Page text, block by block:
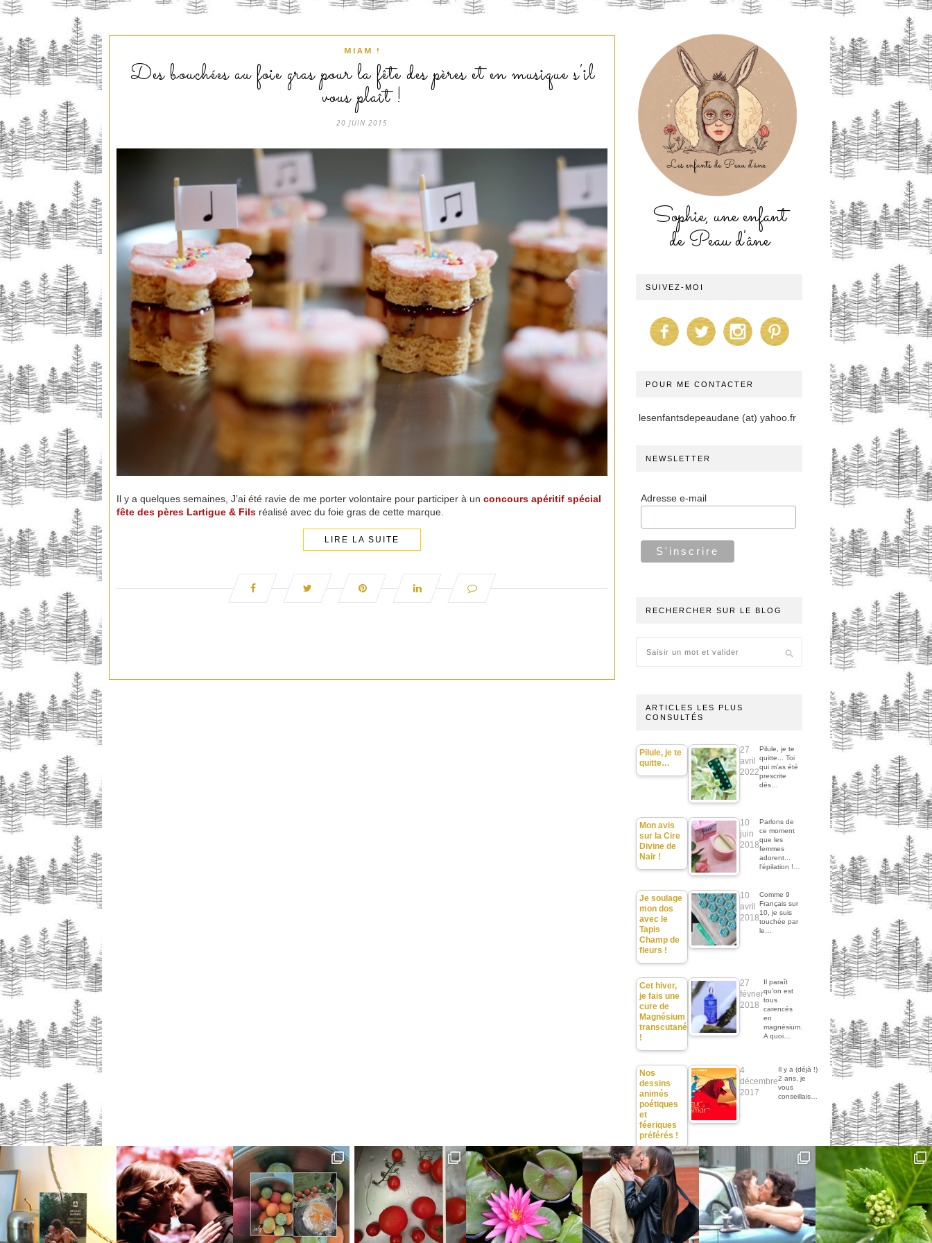
MIAM !
Des bouchées au foie gras pour la fête des pères et en musique s’il
vous plaît !
20 JUIN 2015
Il y a quelques semaines, J’ai été ravie de me porter volontaire pour participer à un concours apéritif spécial
fête des pères Lartigue & Fils réalisé avec du foie gras de cette marque.
LIRE LA SUITE
Sophie, une enfant
de Peau d'âne
SUIVEZ-MOI
POUR ME CONTACTER
lesenfantsdepeaudane (at) yahoo.fr
NEWSLETTER
Adresse e-mail
RECHERCHER SUR LE BLOG
ARTICLES LES PLUS
CONSULTÉS
Pilule, je te
quitte…
27
avril
2022
Pilule, je te
quitte... Toi
qui m'as été
prescrite
dès…
Mon avis
sur la Cire
Divine de
Nair !
10
juin
2018
Parlons de
ce moment
que les
femmes
adorent...
l'épilation !…
Je soulage
mon dos
avec le
Tapis
Champ de
fleurs !
10
avril
2018
Comme 9
Français sur
10, je suis
touchée par
le…
Cet hiver,
je fais une
cure de
Magnésium
transcutané
!
27
février
2018
Il paraît
qu'on est
tous
carencés
en
magnésium.
A quoi…
Nos
dessins
animés
poétiques
et
féeriques
préférés !
4
décembre
2017
Il y a (déjà !)
2 ans, je
vous
conseillais…